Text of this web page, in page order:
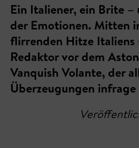
Ein Italiener, ein Brite –
der Emotionen. Mitten
flirrenden Hitze Italiens
Redaktor vor dem
Vanquish Volante, der
Überzeugungen